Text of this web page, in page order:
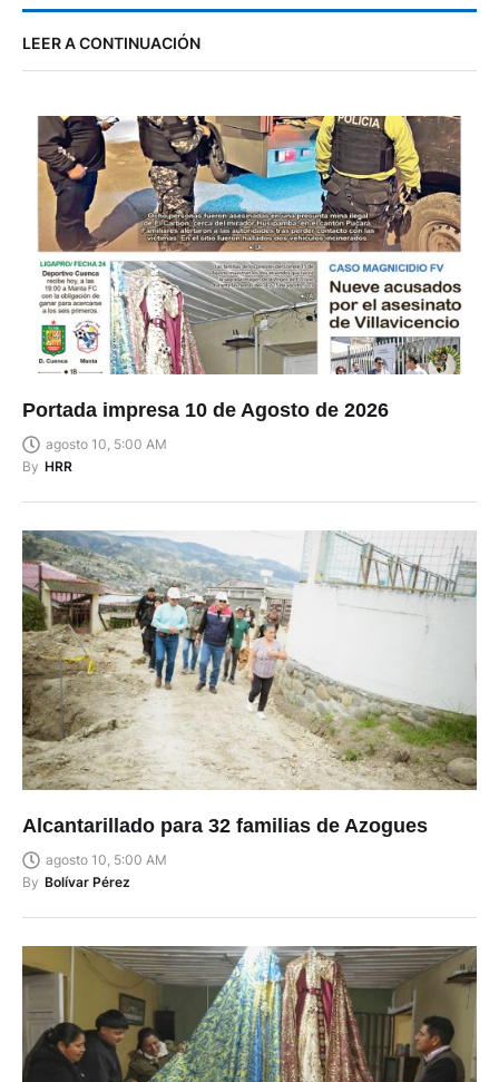
LEER A CONTINUACIÓN
Portada impresa 10 de Agosto de 2026
agosto 10, 5:00 AM
By
Alcantarillado para 32 familias de Azogues
agosto 10, 5:00 AM
By
Bolívar Pérez